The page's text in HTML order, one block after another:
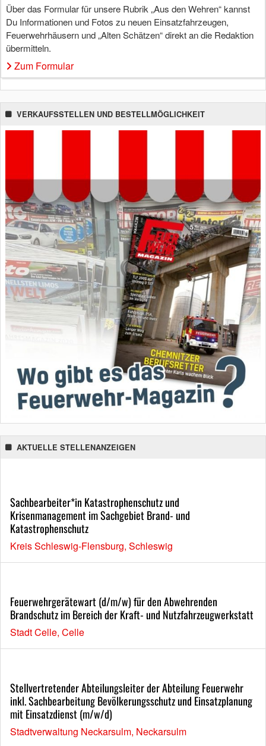
Über das Formular für unsere Rubrik „Aus den Wehren“ kannst
Du Informationen und Fotos zu neuen Einsatzfahrzeugen,
Feuerwehrhäusern und „Alten Schätzen“ direkt an die Redaktion
übermitteln.
Zum Formular
VERKAUFSSTELLEN UND BESTELLMÖGLICHKEIT
AKTUELLE STELLENANZEIGEN
Sachbearbeiter*in Katastrophenschutz und
Krisenmanagement im Sachgebiet Brand- und
Katastrophenschutz
Kreis Schleswig-Flensburg, Schleswig
Feuerwehrgerätewart (d/m/w) für den Abwehrenden
Brandschutz im Bereich der Kraft- und Nutzfahrzeugwerkstatt
Stadt Celle, Celle
Stellvertretender Abteilungsleiter der Abteilung Feuerwehr
inkl. Sachbearbeitung Bevölkerungsschutz und Einsatzplanung
mit Einsatzdienst (m/w/d)
Stadtverwaltung Neckarsulm, Neckarsulm